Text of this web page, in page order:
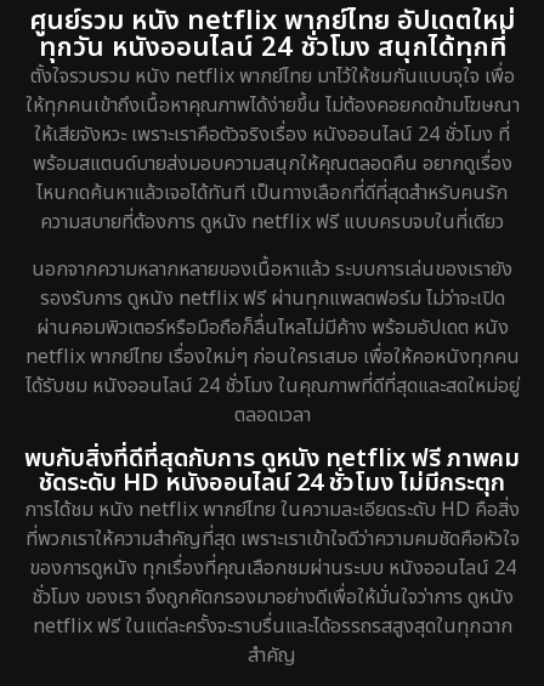
ศูนย์รวม หนัง netflix พากย์ไทย อัปเดตใหม่
ทุกวัน หนังออนไลน์ 24 ชั่วโมง สนุกได้ทุกที่
ตั้งใจรวบรวม หนัง netflix พากย์ไทย มาไว้ให้ชมกันแบบจุใจ เพื่อ
ให้ทุกคนเข้าถึงเนื้อหาคุณภาพได้ง่ายขึ้น ไม่ต้องคอยกดข้ามโฆษณา
ให้เสียจังหวะ เพราะเราคือตัวจริงเรื่อง หนังออนไลน์ 24 ชั่วโมง ที่
พร้อมสแตนด์บายส่งมอบความสนุกให้คุณตลอดคืน อยากดูเรื่อง
ไหนกดค้นหาแล้วเจอได้ทันที เป็นทางเลือกที่ดีที่สุดสำหรับคนรัก
ความสบายที่ต้องการ ดูหนัง netflix ฟรี แบบครบจบในที่เดียว
นอกจากความหลากหลายของเนื้อหาแล้ว ระบบการเล่นของเรายัง
รองรับการ ดูหนัง netflix ฟรี ผ่านทุกแพลตฟอร์ม ไม่ว่าจะเปิด
ผ่านคอมพิวเตอร์หรือมือถือก็ลื่นไหลไม่มีค้าง พร้อมอัปเดต หนัง
netflix พากย์ไทย เรื่องใหม่ๆ ก่อนใครเสมอ เพื่อให้คอหนังทุกคน
ได้รับชม หนังออนไลน์ 24 ชั่วโมง ในคุณภาพที่ดีที่สุดและสดใหม่อยู่
ตลอดเวลา
พบกับสิ่งที่ดีที่สุดกับการ ดูหนัง netflix ฟรี ภาพคม
ชัดระดับ HD หนังออนไลน์ 24 ชั่วโมง ไม่มีกระตุก
การได้ชม หนัง netflix พากย์ไทย ในความละเอียดระดับ HD คือสิ่ง
ที่พวกเราให้ความสำคัญที่สุด เพราะเราเข้าใจดีว่าความคมชัดคือหัวใจ
ของการดูหนัง ทุกเรื่องที่คุณเลือกชมผ่านระบบ หนังออนไลน์ 24
ชั่วโมง ของเรา จึงถูกคัดกรองมาอย่างดีเพื่อให้มั่นใจว่าการ ดูหนัง
netflix ฟรี ในแต่ละครั้งจะราบรื่นและได้อรรถรสสูงสุดในทุกฉาก
สำคัญ